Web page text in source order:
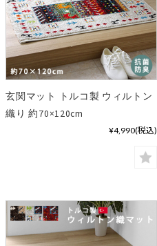
玄関マット トルコ製 ウィルトン
織り 約70×120cm
¥4,990(税込)